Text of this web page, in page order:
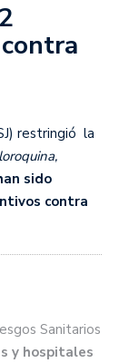
restringió la
sido
contra
Sanitarios
y hospitales